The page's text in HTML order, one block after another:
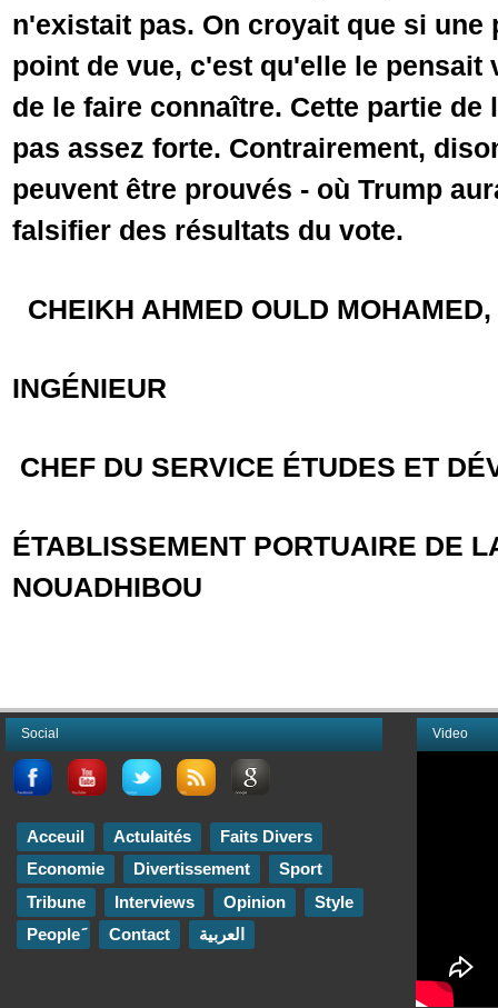
n'existait pas. On croyait que si une
point de vue, c'est qu'elle le pensait
de le faire connaître. Cette partie de
pas assez forte. Contrairement,
peuvent être prouvés - où Trump
falsifier des résultats du vote.
CHEIKH AHMED OULD
INGÉNIEUR
CHEF DU SERVICE ÉTUDES ET
ÉTABLISSEMENT PORTUAIRE DE
NOUADHIBOU
Video
Social
Acceuil Actulaités
Faits Divers
Economie
Divertissement
Sport
Tribune
Interviews Opinion
Style
Contact العربية